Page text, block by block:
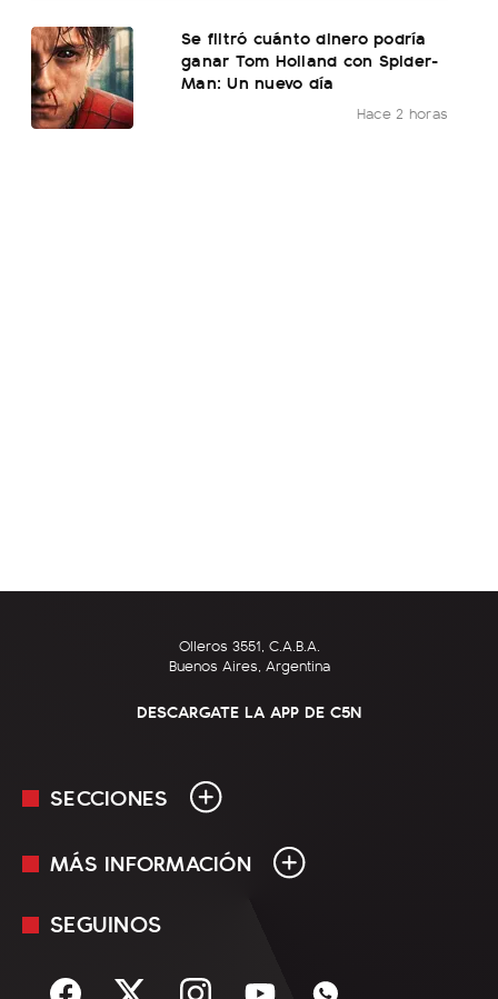
Se filtró cuánto dinero podría
ganar Tom Holland con Spider-
Man: Un nuevo día
Hace 2 horas
Olleros 3551, C.A.B.A.
Buenos Aires, Argentina
DESCARGATE LA APP DE C5N
SECCIONES
En Vivo
Sociedad
MÁS INFORMACIÓN
Mediakit
Términos y condiciones
SEGUINOS